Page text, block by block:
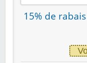
15% de